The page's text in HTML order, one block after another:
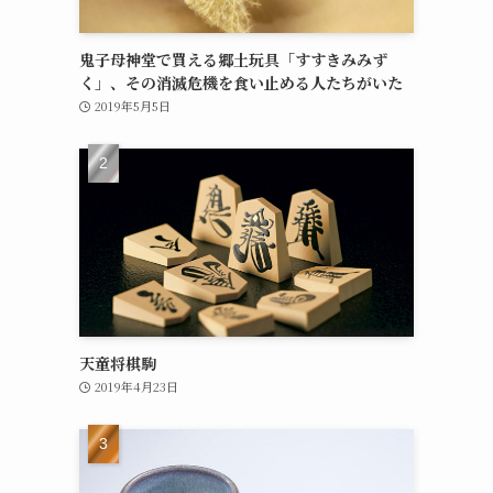
鬼子母神堂で買える郷土玩具「すすきみみず
く」、その消滅危機を食い止める人たちがいた
2019年5月5日
天童将棋駒
2019年4月23日